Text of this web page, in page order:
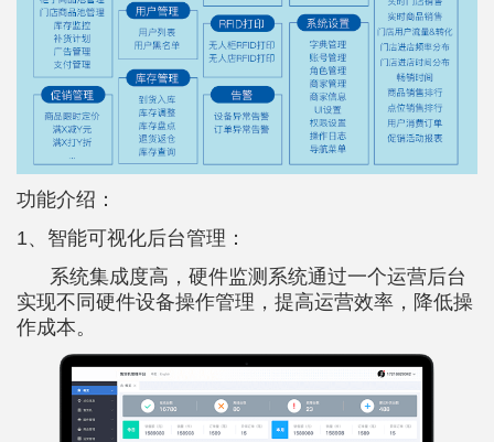
功能介绍：
1、智能可视化后台管理：
系统集成度高，硬件监测系统通过一个运营后台
实现不同硬件设备操作管理，提高运营效率，降低操
作成本。